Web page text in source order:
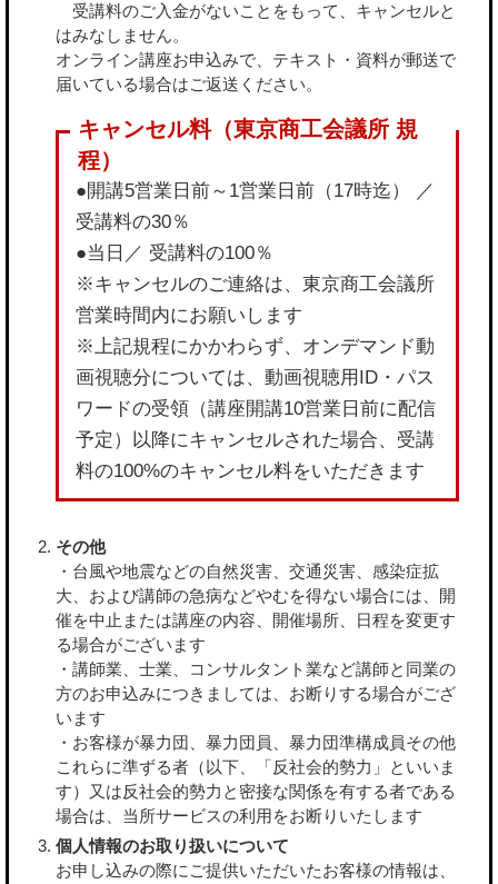
受講料のご入金がないことをもって、キャンセルと
はみなしません。
オンライン講座お申込みで、テキスト・資料が郵送で
届いている場合はご返送ください。
●開講5営業日前～1営業日前（17時迄） ／
受講料の30％
●当日／ 受講料の100％
※キャンセルのご連絡は、東京商工会議所
営業時間内にお願いします
※上記規程にかかわらず、オンデマンド動
画視聴分については、動画視聴用ID・パス
ワードの受領（講座開講10営業日前に配信
予定）以降にキャンセルされた場合、受講
料の100%のキャンセル料をいただきます
その他
・台風や地震などの自然災害、交通災害、感染症拡
大、および講師の急病などやむを得ない場合には、開
催を中止または講座の内容、開催場所、日程を変更す
る場合がございます
・講師業、士業、コンサルタント業など講師と同業の
方のお申込みにつきましては、お断りする場合がござ
います
・お客様が暴力団、暴力団員、暴力団準構成員その他
これらに準ずる者（以下、「反社会的勢力」といいま
す）又は反社会的勢力と密接な関係を有する者である
場合は、当所サービスの利用をお断りいたします
個人情報のお取り扱いについて
お申し込みの際にご提供いただいたお客様の情報は、